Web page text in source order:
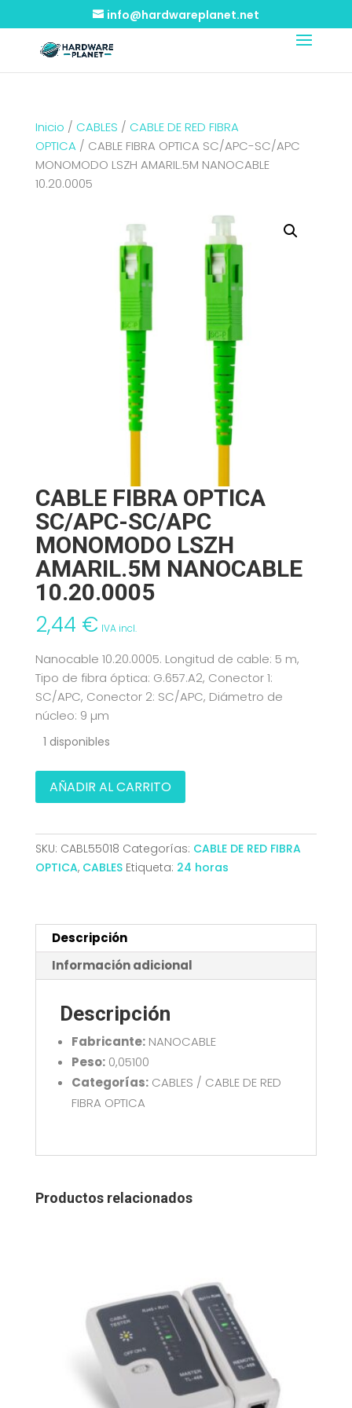
info@hardwareplanet.net
Inicio / CABLES / CABLE DE RED FIBRA
OPTICA/ CABLE FIBRA OPTICA SC/APC-SC/APC
MONOMODO LSZH AMARIL.5M NANOCABLE
10.20.0005
CABLE FIBRA OPTICA
SC/APC-SC/APC
MONOMODO LSZH
AMARIL.5M NANOCABLE
10.20.0005
2,44 € IVA incl.
Nanocable 10.20.0005. Longitud de cable: 5 m,
Tipo de fibra óptica: G.657.A2, Conector 1:
SC/APC, Conector 2: SC/APC, Diámetro de
núcleo: 9 µm
1 disponibles
CABLE
FIBRA
SC/APC-
SC/APC
MONOMODO
NANOCABLE
10.20.0005
cantidad
AÑADIR AL CARRITO
SKU: CABL55018 Categorías: CABLE DE RED FIBRA
OPTICA, CABLES Etiqueta: 24 horas
Descripción
Información adicional
Descripción
Fabricante:NANOCABLE
Peso:0,05100
Categorías:CABLES / CABLE DE RED
FIBRA OPTICA
Productos relacionados